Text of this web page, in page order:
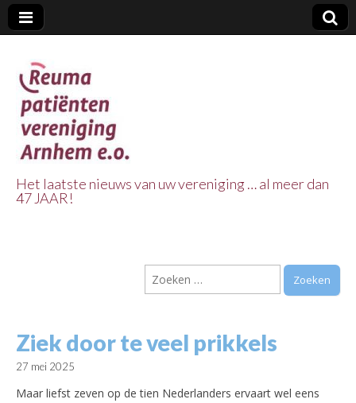
Vereniging
Arnhem e.o.
Het laatste nieuws van uw vereniging … al meer dan
47 JAAR!
Zoeken
naar:
Ziek door te veel prikkels
27 mei 2025
Maar liefst zeven op de tien Nederlanders ervaart wel eens